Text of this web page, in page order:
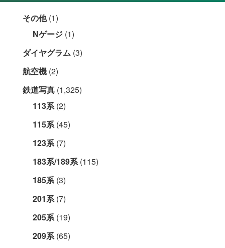
その他(1)
Nゲージ (1)
ダイヤグラム (3)
航空機 (2)
鉄道写真 (1,325)
113系(2)
115系(45)
123系(7)
183系/189系(115)
185系(3)
201系(7)
205系(19)
209系(65)